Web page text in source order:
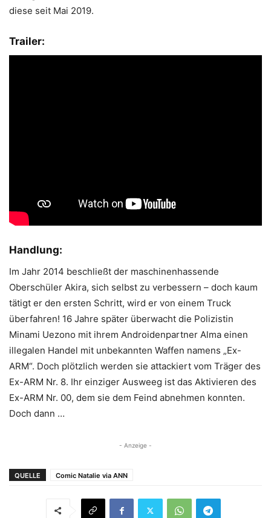
diese seit Mai 2019.
Trailer:
Handlung:
Im Jahr 2014 beschließt der maschinenhassende
Oberschüler Akira, sich selbst zu verbessern – doch kaum
tätigt er den ersten Schritt, wird er von einem Truck
überfahren! 16 Jahre später überwacht die Polizistin
Minami Uezono mit ihrem Androidenpartner Alma einen
illegalen Handel mit unbekannten Waffen namens „Ex-
ARM“. Doch plötzlich werden sie attackiert vom Träger des
Ex-ARM Nr. 8. Ihr einziger Ausweeg ist das Aktivieren des
Ex-ARM Nr. 00, dem sie dem Feind abnehmen konnten.
Doch dann …
- Anzeige -
QUELLE Comic Natalie via ANN